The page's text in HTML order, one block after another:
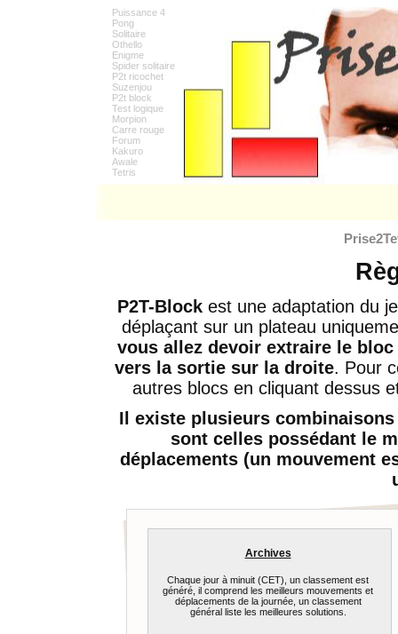
Puissance 4
Pong
Solitaire
Othello
Enigme
Spider solitaire
P2t ricochet
Suzenjou
P2t block
Test logique
Morpion
Carre rouge
Forum
Kakuro
Awale
Tetris
P2T-Blockest une adaptation du
déplaçant sur un plateau
vous allez devoir extraire le
vers la sortie sur la droite. Pour
autres blocs en cliquant dessus
Il existe plusieurs
sont celles possédant le
déplacements (un mouvement
Archives
Chaque jour à minuit (CET), un classement est
généré, il comprend les meilleurs mouvements et
déplacements de la journée, un classement
général liste les meilleures solutions.